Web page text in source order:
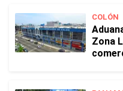
COLÓN
Zona